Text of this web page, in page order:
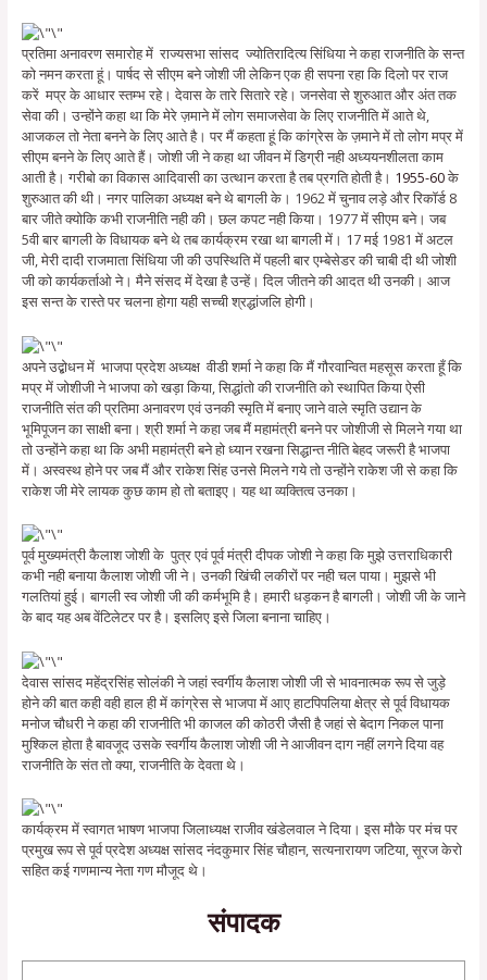
प्रतिमा अनावरण समारोह में राज्यसभा सांसद ज्योतिरादित्य सिंधिया ने कहा राजनीति के सन्त
को नमन करता हूं। पार्षद से सीएम बने जोशी जी लेकिन एक ही सपना रहा कि दिलो पर राज
करें मप्र के आधार स्तम्भ रहे। देवास के तारे सितारे रहे। जनसेवा से शुरुआत और अंत तक
सेवा की। उन्होंने कहा था कि मेरे ज़माने में लोग समाजसेवा के लिए राजनीति में आते थे,
आजकल तो नेता बनने के लिए आते है। पर मैं कहता हूं कि कांग्रेस के ज़माने में तो लोग मप्र में
सीएम बनने के लिए आते हैं। जोशी जी ने कहा था जीवन में डिग्री नही अध्ययनशीलता काम
आती है। गरीबो का विकास आदिवासी का उत्थान करता है तब प्रगति होती है। 1955-60के
शुरुआत की थी। नगर पालिका अध्यक्ष बने थे बागली के। 1962 में चुनाव लड़े और रिकॉर्ड 8
बार जीते क्योकि कभी राजनीति नही की। छल कपट नही किया। 1977 में सीएम बने। जब
5वी बार बागली के विधायक बने थे तब कार्यक्रम रखा था बागली में। 17 मई 1981 में अटल
जी, मेरी दादी राजमाता सिंधिया जी की उपस्थिति में पहली बार एम्बेसेडर की चाबी दी थी जोशी
जी को कार्यकर्ताओ ने। मैने संसद में देखा है उन्हें। दिल जीतने की आदत थी उनकी। आज
इस सन्त के रास्ते पर चलना होगा यही सच्ची श्रद्धांजलि होगी।
अपने उद्बोधन में भाजपा प्रदेश अध्यक्ष वीडी शर्मा ने कहा कि मैं गौरवान्वित महसूस करता हूँ कि
मप्र में जोशीजी ने भाजपा को खड़ा किया, सिद्धांतो की राजनीति को स्थापित किया ऐसी
राजनीति संत की प्रतिमा अनावरण एवं उनकी स्मृति में बनाए जाने वाले स्मृति उद्यान के
भूमिपूजन का साक्षी बना। श्री शर्मा ने कहा जब मैं महामंत्री बनने पर जोशीजी से मिलने गया था
तो उन्होंने कहा था कि अभी महामंत्री बने हो ध्यान रखना सिद्धान्त नीति बेहद जरूरी है भाजपा
में। अस्वस्थ होने पर जब मैं और राकेश सिंह उनसे मिलने गये तो उन्होंने राकेश जी से कहा कि
राकेश जी मेरे लायक कुछ काम हो तो बताइए। यह था व्यक्तित्व उनका।
पूर्व मुख्यमंत्री कैलाश जोशी के पुत्र एवं पूर्व मंत्री दीपक जोशी ने कहा कि मुझे उत्तराधिकारी
कभी नही बनाया कैलाश जोशी जी ने। उनकी खिंची लकीरों पर नही चल पाया। मुझसे भी
गलतियां हुई। बागली स्व जोशी जी की कर्मभूमि है। हमारी धड़कन है बागली। जोशी जी के जाने
के बाद यह अब वेंटिलेटर पर है। इसलिए इसे जिला बनाना चाहिए।
देवास सांसद महेंद्रसिंह सोलंकी ने जहां स्वर्गीय कैलाश जोशी जी से भावनात्मक रूप से जुड़े
होने की बात कही वही हाल ही में कांग्रेस से भाजपा में आए हाटपिपलिया क्षेत्र से पूर्व विधायक
मनोज चौधरी ने कहा की राजनीति भी काजल की कोठरी जैसी है जहां से बेदाग निकल पाना
मुश्किल होता है बावजूद उसके स्वर्गीय कैलाश जोशी जी ने आजीवन दाग नहीं लगने दिया वह
राजनीति के संत तो क्या, राजनीति के देवता थे।
कार्यक्रम में स्वागत भाषण भाजपा जिलाध्यक्ष राजीव खंडेलवाल ने दिया। इस मौके पर मंच पर
प्रमुख रूप से पूर्व प्रदेश अध्यक्ष सांसद नंदकुमार सिंह चौहान, सत्यनारायण जटिया, सूरज केरो
सहित कई गणमान्य नेता गण मौजूद थे।
संपादक